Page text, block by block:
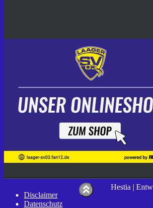
Disclaimer
Datenschutz
Hestia |